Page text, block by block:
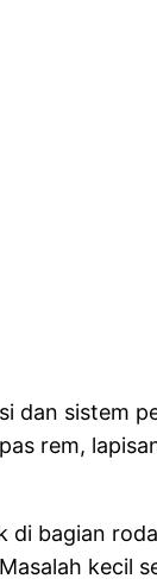
dan sistem
rem,
bagian
kecil